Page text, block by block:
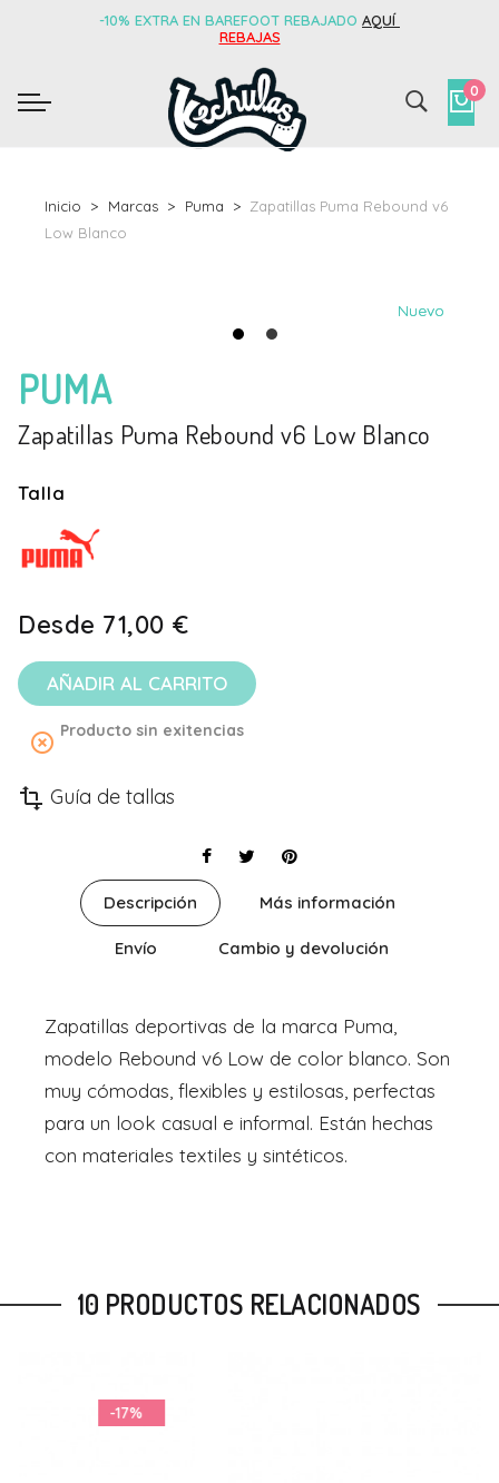
-10% EXTRA EN BAREFOOT REBAJADO AQUÍ
REBAJAS
0
Inicio Marcas Puma
Zapatillas Puma Rebound v6
Low Blanco
Nuevo
Nuevo
PUMA
Zapatillas Puma Rebound v6 Low Blanco
Talla
Desde 71,00 €
AÑADIR AL CARRITO
highlight_off Producto sin exitencias
transform Guía de tallas
Descripción Más información
Envío Cambio y devolución
Zapatillas deportivas de la marca Puma,
modelo Rebound v6 Low de color blanco. Son
muy cómodas, flexibles y estilosas, perfectas
para un look casual e informal. Están hechas
con materiales textiles y sintéticos.
10 PRODUCTOS RELACIONADOS